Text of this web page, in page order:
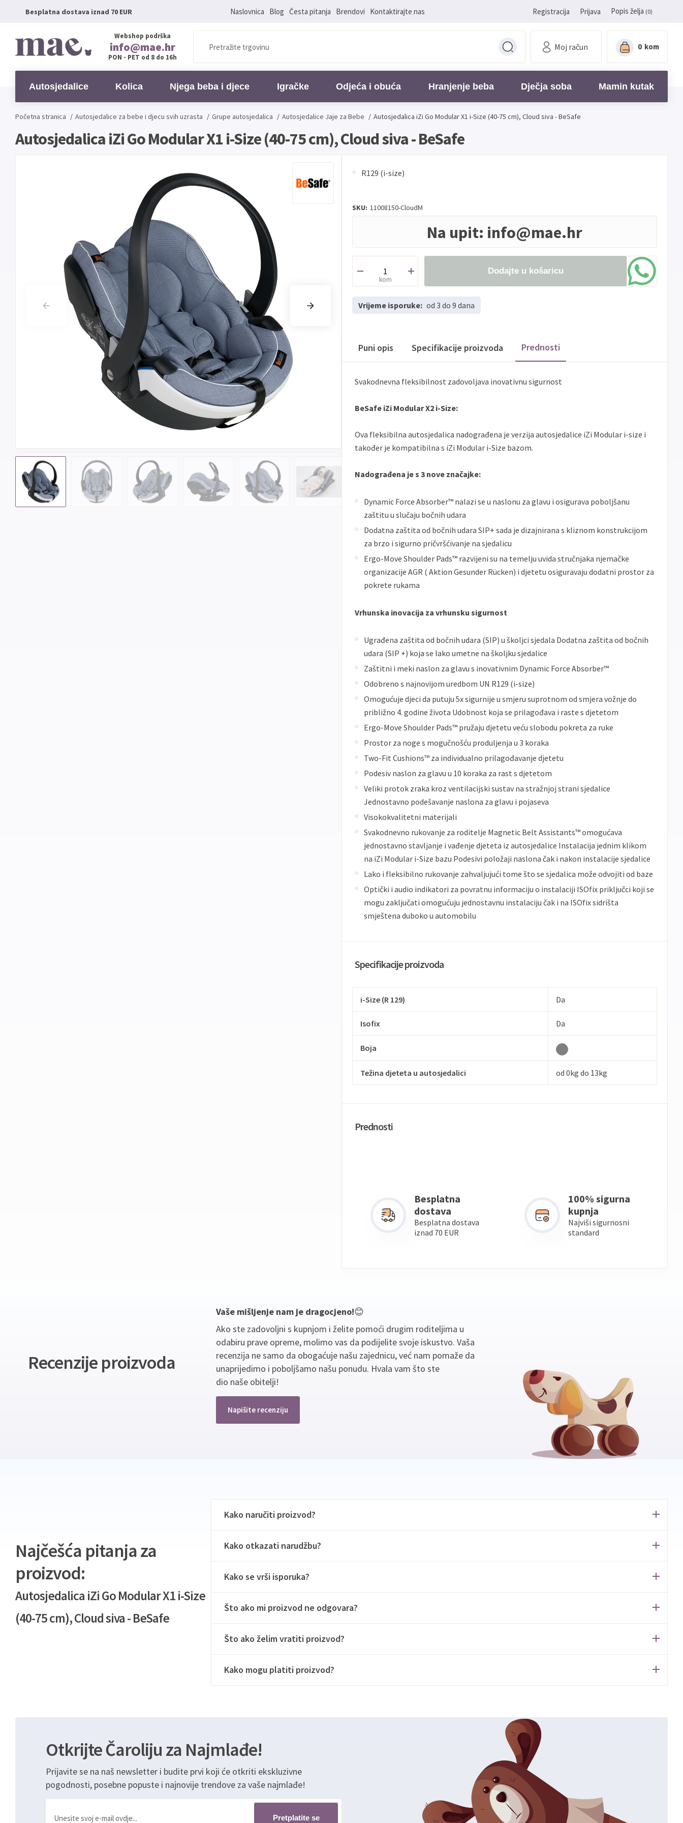
Besplatna dostava iznad 70 EUR Naslovnica Blog Česta pitanja Brendovi Kontaktirajte nas Registracija Prijava Popis želja (0)
Webshop podrška
info@mae.hr
PON - PET od 8 do 16h
Moj račun 0 kom
Autosjedalice Kolica Njega beba i djece Igračke Odjeća i obuća Hranjenje beba Dječja soba Mamin kutak
Početna stranica / Autosjedalice za bebe i djecu svih uzrasta / Grupe autosjedalica / Autosjedalice Jaje za Bebe / Autosjedalica iZi Go Modular X1 i-Size (40-75 cm), Cloud siva - BeSafe
Autosjedalica iZi Go Modular X1 i-Size (40-75 cm), Cloud siva - BeSafe
R129 (i-size)
SKU: 11008150-CloudM
Na upit: info@mae.hr
kom
Dodajte u košaricu
Vrijeme isporuke: od 3 do 9 dana
Puni opis Specifikacije proizvoda Prednosti
Svakodnevna fleksibilnost zadovoljava inovativnu sigurnost
BeSafe iZi Modular X2 i-Size:
Ova fleksibilna autosjedalica nadograđena je verzija autosjedalice iZi Modular i-size i
također je kompatibilna s iZi Modular i-Size bazom.
Nadograđena je s 3 nove značajke:
Dynamic Force Absorber™ nalazi se u naslonu za glavu i osigurava poboljšanu
zaštitu u slučaju bočnih udara
Dodatna zaštita od bočnih udara SIP+ sada je dizajnirana s kliznom konstrukcijom
za brzo i sigurno pričvršćivanje na sjedalicu
Ergo-Move Shoulder Pads™ razvijeni su na temelju uvida stručnjaka njemačke
organizacije AGR ( Aktion Gesunder Rücken) i djetetu osiguravaju dodatni prostor za
pokrete rukama
Vrhunska inovacija za vrhunsku sigurnost
Ugrađena zaštita od bočnih udara (SIP) u školjci sjedala Dodatna zaštita od bočnih
udara (SIP +) koja se lako umetne na školjku sjedalice
Zaštitni i meki naslon za glavu s inovativnim Dynamic Force Absorber™
Odobreno s najnovijom uredbom UN R129 (i-size)
Omogućuje djeci da putuju 5x sigurnije u smjeru suprotnom od smjera vožnje do
približno 4. godine života Udobnost koja se prilagođava i raste s djetetom
Ergo-Move Shoulder Pads™ pružaju djetetu veću slobodu pokreta za ruke
Prostor za noge s mogučnošću produljenja u 3 koraka
Two-Fit Cushions™ za individualno prilagođavanje djetetu
Podesiv naslon za glavu u 10 koraka za rast s djetetom
Veliki protok zraka kroz ventilacijski sustav na stražnjoj strani sjedalice
Jednostavno podešavanje naslona za glavu i pojaseva
Visokokvalitetni materijali
Svakodnevno rukovanje za roditelje Magnetic Belt Assistants™ omogućava
jednostavno stavljanje i vađenje djeteta iz autosjedalice Instalacija jednim klikom
na iZi Modular i-Size bazu Podesivi položaji naslona čak i nakon instalacije sjedalice
Lako i fleksibilno rukovanje zahvaljujući tome što se sjedalica može odvojiti od baze
Optički i audio indikatori za povratnu informaciju o instalaciji ISOfix priključci koji se
mogu zaključati omogućuju jednostavnu instalaciju čak i na ISOfix sidrišta
smještena duboko u automobilu
Specifikacije proizvoda
i-Size (R 129) Da
Isofix Da
Boja
Težina djeteta u autosjedalici od 0kg do 13kg
Prednosti
Besplatna
dostava
Besplatna dostava
iznad 70 EUR
100% sigurna
kupnja
Najviši sigurnosni
standard
Recenzije proizvoda
Vaše mišljenje nam je dragocjeno!😊
Ako ste zadovoljni s kupnjom i želite pomoći drugim roditeljima u
odabiru prave opreme, molimo vas da podijelite svoje iskustvo. Vaša
recenzija ne samo da obogaćuje našu zajednicu, već nam pomaže da
unaprijedimo i poboljšamo našu ponudu. Hvala vam što ste
dio naše obitelji!
Napišite recenziju
Najčešća pitanja za
proizvod:
Autosjedalica iZi Go Modular X1 i-Size
(40-75 cm), Cloud siva - BeSafe
Kako naručiti proizvod?
Kako otkazati narudžbu?
Kako se vrši isporuka?
Što ako mi proizvod ne odgovara?
Što ako želim vratiti proizvod?
Kako mogu platiti proizvod?
Otkrijte Čaroliju za Najmlađe!
Prijavite se na naš newsletter i budite prvi koji će otkriti ekskluzivne
pogodnosti, posebne popuste i najnovije trendove za vaše najmlađe!
Pretplatite se